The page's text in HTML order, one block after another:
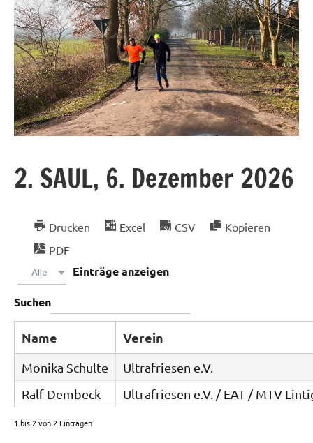
2. SAUL, 6. Dezember 2026
Drucken Excel CSV
Kopieren
PDF
Alle Einträge anzeigen
Suchen
Name Verein
Monika Schulte
Ultrafriesen e.V.
Ralf Dembeck
Ultrafriesen e.V. / EAT / MTV
1 bis 2 von 2 Einträgen